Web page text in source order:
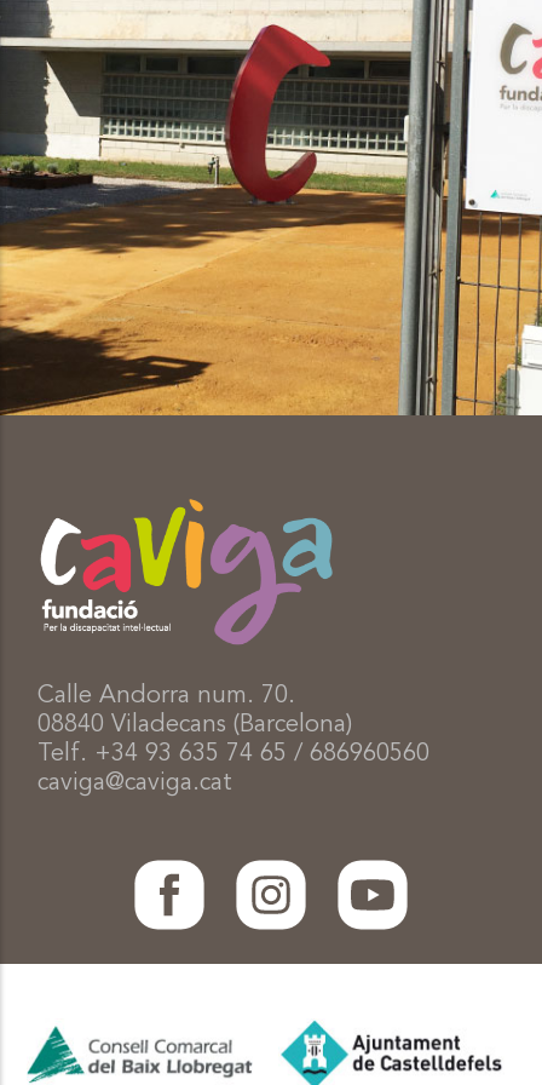
Calle Andorra num. 70.
08840 Viladecans (Barcelona)
Telf. +34 93 635 74 65 / 686960560
caviga@caviga.cat